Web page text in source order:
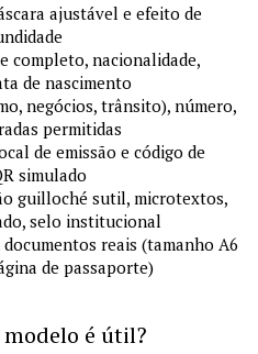
ajustável e efeito de
completo, nacionalidade,
de nascimento
negócios, trânsito), número,
permitidas
de emissão e código de
simulado
guilloché sutil, microtextos,
selo institucional
reais (tamanho A6
de passaporte)
modelo é útil?